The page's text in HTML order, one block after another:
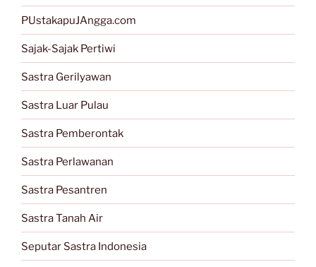
PUstakapuJAngga.com
Sajak-Sajak Pertiwi
Sastra Gerilyawan
Sastra Luar Pulau
Sastra Pemberontak
Sastra Perlawanan
Sastra Pesantren
Sastra Tanah Air
Seputar Sastra Indonesia